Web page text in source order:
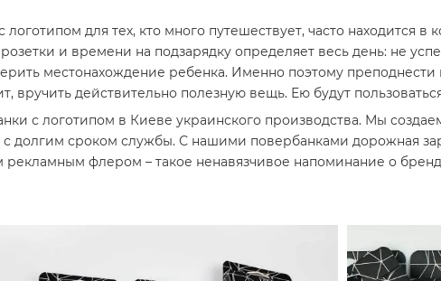
логотипом для тех, кто много путешествует, часто находится
и времени на подзарядку определяет весь день: не
местонахождение ребенка. Именно поэтому
вручить действительно полезную вещь. Ею будут
с логотипом в Киеве украинского производства. Мы
долгим сроком службы. С нашими повербанками дорожная
флером – такое ненавязчивое напоминание о